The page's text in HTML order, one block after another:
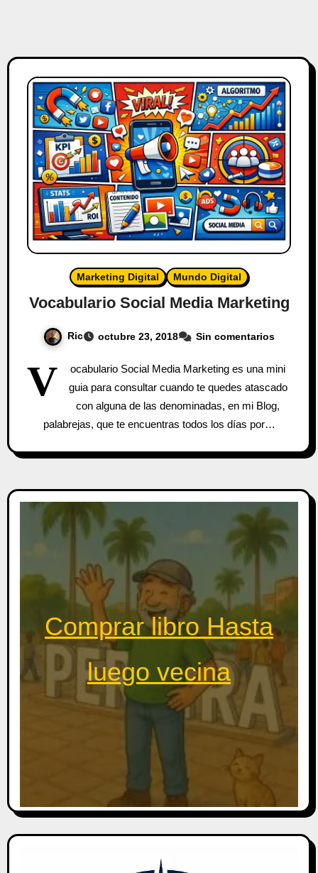
Marketing Digital Mundo Digital
Vocabulario Social Media Marketing
Ric octubre 23, 2018 Sin comentarios
V
ocabulario Social Media Marketing es una mini
guia para consultar cuando te quedes atascado
con alguna de las denominadas, en mi Blog,
palabrejas, que te encuentras todos los días por…
Comprar libro Hasta
luego vecina